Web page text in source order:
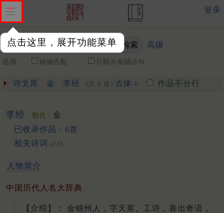
点击这里，展开功能菜单
登录
关键词 高级
选项 精确匹配 只顯示相關詩句
诗文库 金 李经 (共 6 首) 古体 6 作品不分行
李经 朝代： 金
已收录作品：6首
相关诗词 (23)
人物简介
中国历代人名大辞典
【介绍】： 金锦州人，字天英。工诗，喜出奇语，